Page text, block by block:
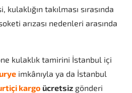
kulaklığın takılması sırasında
arızası nedenleri arasında
kulaklık tamirini İstanbul içi
imkânıyla ya da İstanbul
kargo ücretsiz gönderi